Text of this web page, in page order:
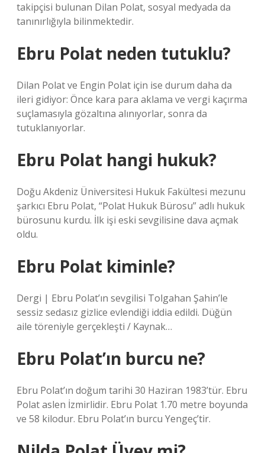
takipçisi bulunan Dilan Polat, sosyal medyada da
tanınırlığıyla bilinmektedir.
Ebru Polat neden tutuklu?
Dilan Polat ve Engin Polat için ise durum daha da
ileri gidiyor: Önce kara para aklama ve vergi kaçırma
suçlamasıyla gözaltına alınıyorlar, sonra da
tutuklanıyorlar.
Ebru Polat hangi hukuk?
Doğu Akdeniz Üniversitesi Hukuk Fakültesi mezunu
şarkıcı Ebru Polat, “Polat Hukuk Bürosu” adlı hukuk
bürosunu kurdu. İlk işi eski sevgilisine dava açmak
oldu.
Ebru Polat kiminle?
Dergi | Ebru Polat’ın sevgilisi Tolgahan Şahin’le
sessiz sedasız gizlice evlendiği iddia edildi. Düğün
aile töreniyle gerçekleşti / Kaynak…
Ebru Polat’ın burcu ne?
Ebru Polat’ın doğum tarihi 30 Haziran 1983’tür. Ebru
Polat aslen İzmirlidir. Ebru Polat 1.70 metre boyunda
ve 58 kilodur. Ebru Polat’ın burcu Yengeç’tir.